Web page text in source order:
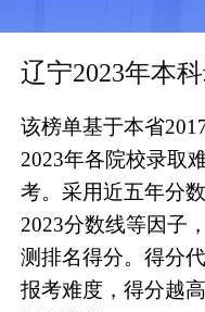
辽宁2023年本
该榜单基于本省
2023年各院校录取
考。采用近五年分
2023分数线等因子
测排名得分。得分
报考难度，得分越